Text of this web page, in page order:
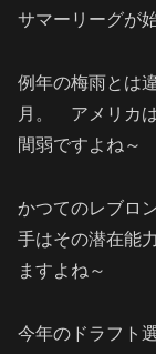
サマーリーグが
例年の梅雨とは
月。 アメリカ
間弱ですよね～
かつてのレブロ
手はその潜在能
ますよね～
今年のドラフト